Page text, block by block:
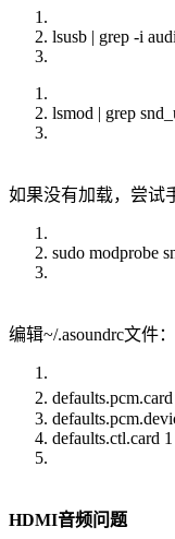
lsusb | grep -i
lsmod | grep
如果没有加载，尝试
sudo modprobe
编辑~/.asoundrc文件：
defaults.ctl.card 1
HDMI音频问题